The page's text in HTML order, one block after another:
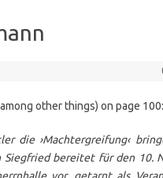
other things) on page 100:
die ›Machtergreifung‹
Siegfried bereitet für den 10.